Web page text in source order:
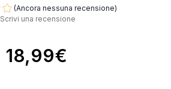
(Ancora nessuna recensione)
Scrivi una recensione
18,99€